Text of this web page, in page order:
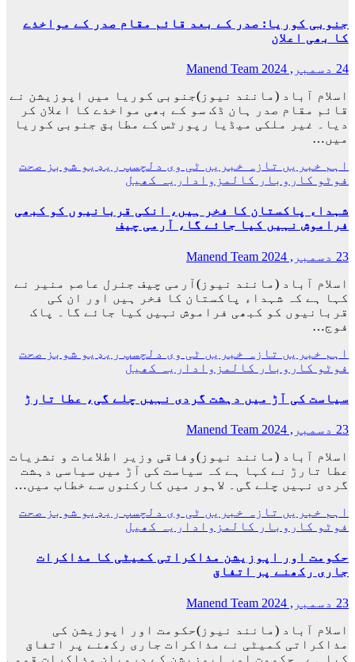
جنوبی کوریا: صدر کے بعد قائم مقام صدر کے مواخذے
کا بھی اعلان
24 دسمبر, 2024
Manend Team
اسلام آباد (مانند نیوز)جنوبی کوریا میں اپوزیشن نے
قائم مقام صدر ہان ڈک سو کے بھی مواخذے کا اعلان کر
دیا۔ غیر ملکی میڈیا رپورٹس کے مطابق جنوبی کوریا
میں…
اہم خبریں تازہ خبریں ٹی وی دلچسپ ریډيو شوبز
صحت
فوٹو کاروبار کالمزواداریہ کھیل
شہداء پاکستان کا فخر ہیں، انکی قربانیوں کو کبھی
فراموش نہیں کیا جائے گا، آرمی چیف
23 دسمبر, 2024
Manend Team
اسلام آباد (مانند نیوز)آرمی چیف جنرل عاصم منیر نے
کہا ہے کہ شہداء پاکستان کا فخر ہیں اور ان کی
قربانیوں کو کبھی فراموش نہیں کیا جائے گا۔ پاک
فوج…
اہم خبریں تازہ خبریں ٹی وی دلچسپ ریډيو شوبز
صحت
فوٹو کاروبار کالمزواداریہ کھیل
سیاست کی آڑ میں دہشت گردی نہیں چلے گی، عطا تارڑ
23 دسمبر, 2024
Manend Team
اسلام آباد (مانند نیوز)وفاقی وزیر اطلاعات و نشریات
عطا تارڑ نے کہا ہے کہ سیاست کی آڑ میں سیاسی دہشت
گردی نہیں چلے گی۔ لاہور میں کارکنوں سے خطاب میں…
اہم خبریں تازہ خبریں ٹی وی دلچسپ ریډيو شوبز
صحت
فوٹو کاروبار کالمزواداریہ کھیل
حکومت اور اپوزیشن مذاکراتی کمیٹی کا مذاکرات
جاری رکھنے پر اتفاق
23 دسمبر, 2024
Manend Team
اسلام آباد (مانند نیوز)حکومت اور اپوزیشن کی
مذاکراتی کمیٹی نے مذاکرات جاری رکھنے پر اتفاق
کیا ہے۔ حکومت اور اپوزیشن کے درمیان مذاکرات قومی